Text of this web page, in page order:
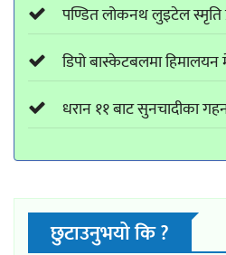
पण्डित लोकनथ लुइटेल स्मृति
डिपो बास्केटबलमा हिमालयन
धरान ११ बाट सुनचादीका
छुटाउनुभयो कि ?